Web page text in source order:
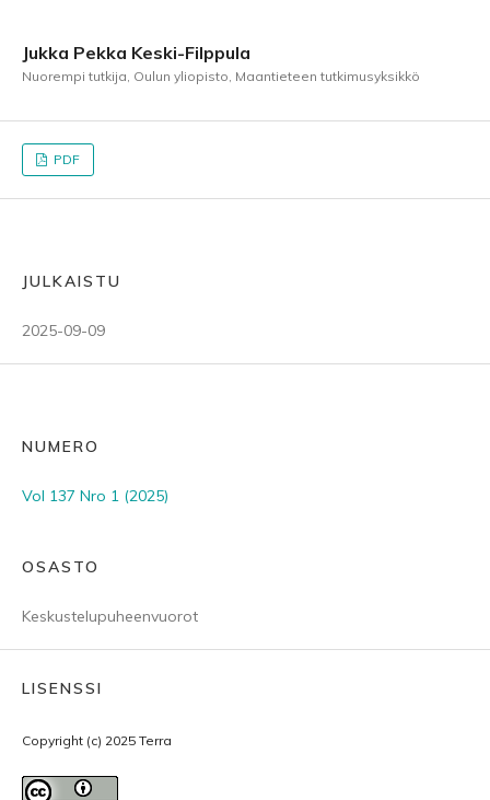
Jukka Pekka Keski-Filppula
Nuorempi tutkija, Oulun yliopisto, Maantieteen tutkimusyksikkö
PDF
JULKAISTU
2025-09-09
NUMERO
Vol 137 Nro 1 (2025)
OSASTO
Keskustelupuheenvuorot
LISENSSI
Copyright (c) 2025 Terra